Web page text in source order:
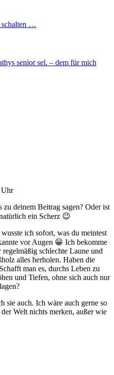
schalten …
senior sel. – dem für mich
Uhr
deinem Beitrag sagen? Oder ist
ein Scherz 😉
ich sofort, was du meintest
vor Augen 😀 Ich bekomme
schlechte Laune und
alles herholen. Haben die
man es, durchs Leben zu
und Tiefen, ohne sich auch nur
sie auch. Ich wäre auch gerne so
Welt nichts merken, außer wie